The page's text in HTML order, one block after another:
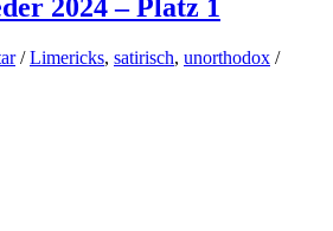
2024 – Platz 1
/Limericks, satirisch, unorthodox /